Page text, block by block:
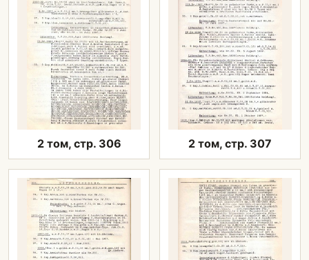
2 том, стр. 306 2 том, стр. 307